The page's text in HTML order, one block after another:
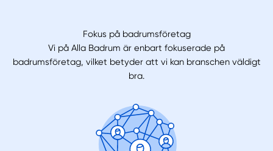
Fokus på badrumsföretag
Vi på Alla Badrum är enbart fokuserade på
badrumsföretag, vilket betyder att vi kan branschen väldigt
bra.